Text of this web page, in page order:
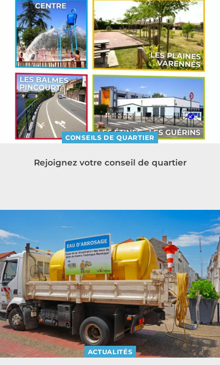
CONSEILS DE QUARTIER
Rejoignez votre conseil de quartier
ACTUALITÉS